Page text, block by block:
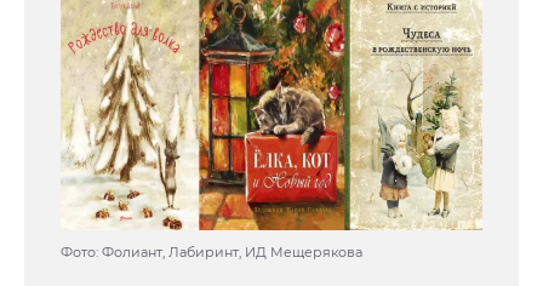
Фото: Фолиант, Лабиринт, ИД Мещерякова